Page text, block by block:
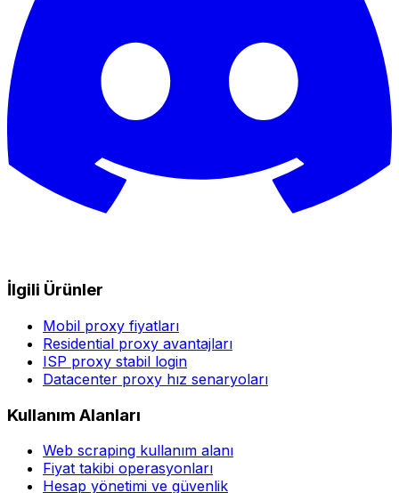
İlgili Ürünler
Mobil proxy fiyatları
Residential proxy avantajları
ISP proxy stabil login
Datacenter proxy hız senaryoları
Kullanım Alanları
Web scraping kullanım alanı
Fiyat takibi operasyonları
Hesap yönetimi ve güvenlik